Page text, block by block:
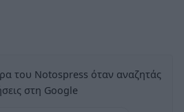
του Notospress όταν αναζητάς
στη Google